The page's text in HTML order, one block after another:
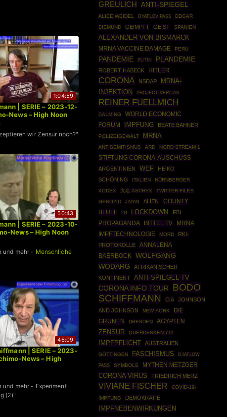
1:04:59
| SERIE – 2023-12-
News – High Noon
wir Zensur noch?"
50:43
| SERIE – 2023-10-
News – High Noon
und mehr - Menschliche
46:09
| SERIE – 2023-
News – High
und mehr - Experiment
(2)"
GREULICH
ANTI-SPIEGEL
ALICE WEIDEL DYATLOV PASS
EDGAR
SIEMUND
GEIMPFT GEIST SPANIEN
ALEXANDER VON BISMARCK
MRNA VACCINE DAMAGE PERU
PANDEMIE PUTIN PLANDEMIE
ROBERT HABECK HITLER
CORONA NSDAP
MRNA-
INJEKTION
PROJECT VERITAS
REINER FUELLMICH
CALMING
WORLD ECONOMIC
FORUM
IMPFUNG BEATE BAHNER
POLIZEIGEWALT MRNA
ANTISEMITISMUS ARD NORD STREAM 1
STIFTUNG CORONA-AUSCHUSS
ARGENTINIEN WEF
HEIKO
SCHÖNING
ITALIEN
NÜRNBERGER
KODEX
大名 ASPHYX
TWITTER FILES
GENOZID
JAPAN ALIEN
COUNTY
BLUFF
2G LOCKDOWN FBI
PROPAGANDA BITTEL TV
MRNA
IMPFTECHNOLOGIE
MORD
RKI-
PROTOKOLLE
ANNALENA
BAERBOCK WOLFGANG
WODARG
AFRIKANISCHER
KONTINENT
ANTI-SPIEGEL-TV
CORONA INFO TOUR
BODO
SCHIFFMANN
CIA
JOHNSON
AND JOHNSON
NEW YORK
DIE
GRÜNEN
DRESDEN ÄGYPTEN
ZENSUR QUERDENKEN 711
IMPFPFLICHT AUSTRALIEN
GÖTTINGEN FASCHISMUS DJATLOW
PASS SYMBOLS MYTHEN METZGER
CORONA VIRUS FRIEDRICH MERZ
VIVIANE FISCHER
COVID-19-
IMPFUNG
DEMOKRATIE
IMPFNEBENWIRKUNGEN